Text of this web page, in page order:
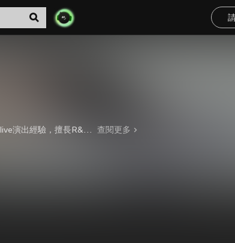
中原流行音樂女歌手 恰恰 7.7 生日 （農曆）獅子座 多年live演出經驗，擅長R&B、流行、放克、搖滾等多種曲風。 查閱更多